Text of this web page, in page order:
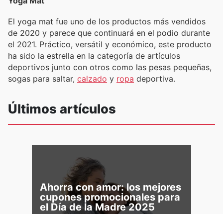
El yoga mat fue uno de los productos más vendidos
de 2020 y parece que continuará en el podio durante
el 2021. Práctico, versátil y económico, este producto
ha sido la estrella en la categoría de artículos
deportivos junto con otros como las pesas pequeñas,
sogas para saltar, calzado y ropa deportiva.
Últimos artículos
Ahorra con amor: los mejores
cupones promocionales para
el Día de la Madre 2025